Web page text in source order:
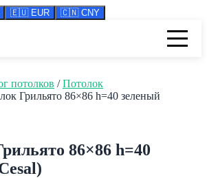
🇪🇺 EUR 🇨🇳 CNY
потолков /Потолок
Грильято 86×86 h=40 зеленый
86×86 h=40